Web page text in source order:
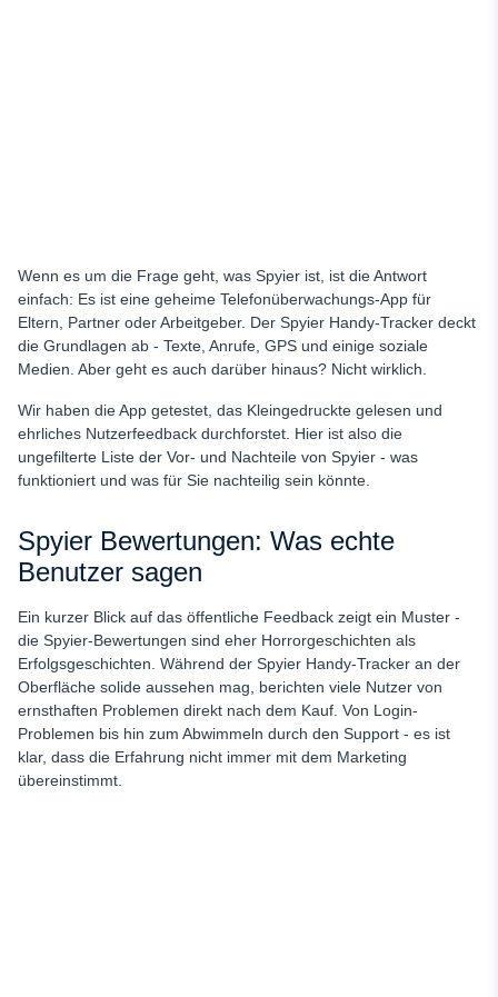
Wenn es um die Frage geht, was Spyier ist, ist die Antwort
einfach: Es ist eine geheime Telefonüberwachungs-App für
Eltern, Partner oder Arbeitgeber. Der Spyier Handy-Tracker deckt
die Grundlagen ab - Texte, Anrufe, GPS und einige soziale
Medien. Aber geht es auch darüber hinaus? Nicht wirklich.
Wir haben die App getestet, das Kleingedruckte gelesen und
ehrliches Nutzerfeedback durchforstet. Hier ist also die
ungefilterte Liste der Vor- und Nachteile von Spyier - was
funktioniert und was für Sie nachteilig sein könnte.
Spyier Bewertungen: Was echte
Benutzer sagen
Ein kurzer Blick auf das öffentliche Feedback zeigt ein Muster -
die Spyier-Bewertungen sind eher Horrorgeschichten als
Erfolgsgeschichten. Während der Spyier Handy-Tracker an der
Oberfläche solide aussehen mag, berichten viele Nutzer von
ernsthaften Problemen direkt nach dem Kauf. Von Login-
Problemen bis hin zum Abwimmeln durch den Support - es ist
klar, dass die Erfahrung nicht immer mit dem Marketing
übereinstimmt.